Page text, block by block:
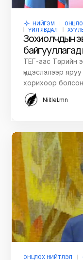
НИЙГЭМ
ҮЙЛ ЯВДАЛ
Зохиолчдын
байгууллагад
ТЕГ-аас Төрийн
үндэслэлээр
хорихоор
Niitlel.mn
ОНЦЛОХ НИЙТЛЭЛ